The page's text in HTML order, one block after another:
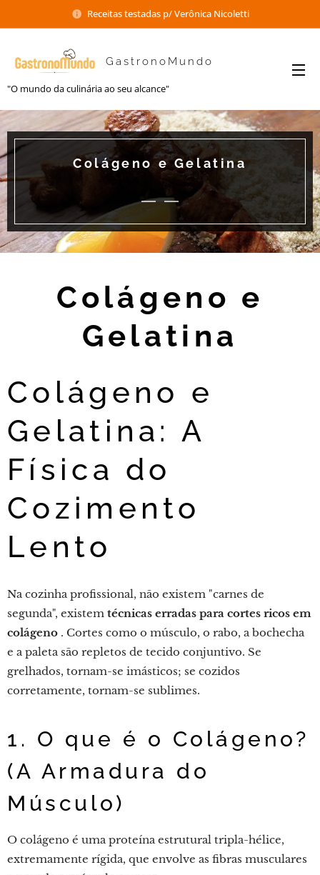
Receitas testadas p/ Verônica Nicoletti
GastronoMundo
"O mundo da culinária ao seu alcance"
Colágeno e Gelatina
Colágeno e
Gelatina
Colágeno e
Gelatina: A
Física do
Cozimento
Lento
Na cozinha profissional, não existem "carnes de
segunda", existem técnicas erradas para cortes ricos em
colágeno . Cortes como o músculo, o rabo, a bochecha
e a paleta são repletos de tecido conjuntivo. Se
grelhados, tornam-se imásticos; se cozidos
corretamente, tornam-se sublimes.
1. O que é o Colágeno?
(A Armadura do
Músculo)
O colágeno é uma proteína estrutural tripla-hélice,
extremamente rígida, que envolve as fibras musculares